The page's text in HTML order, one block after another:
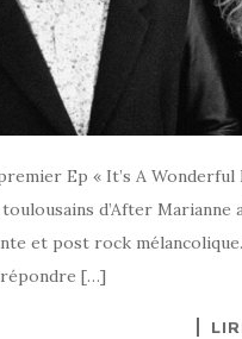
Ep « It’s A
d’After
et post rock
[…]